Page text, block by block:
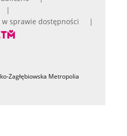
w sprawie dostępności
Zagłębiowska Metropolia